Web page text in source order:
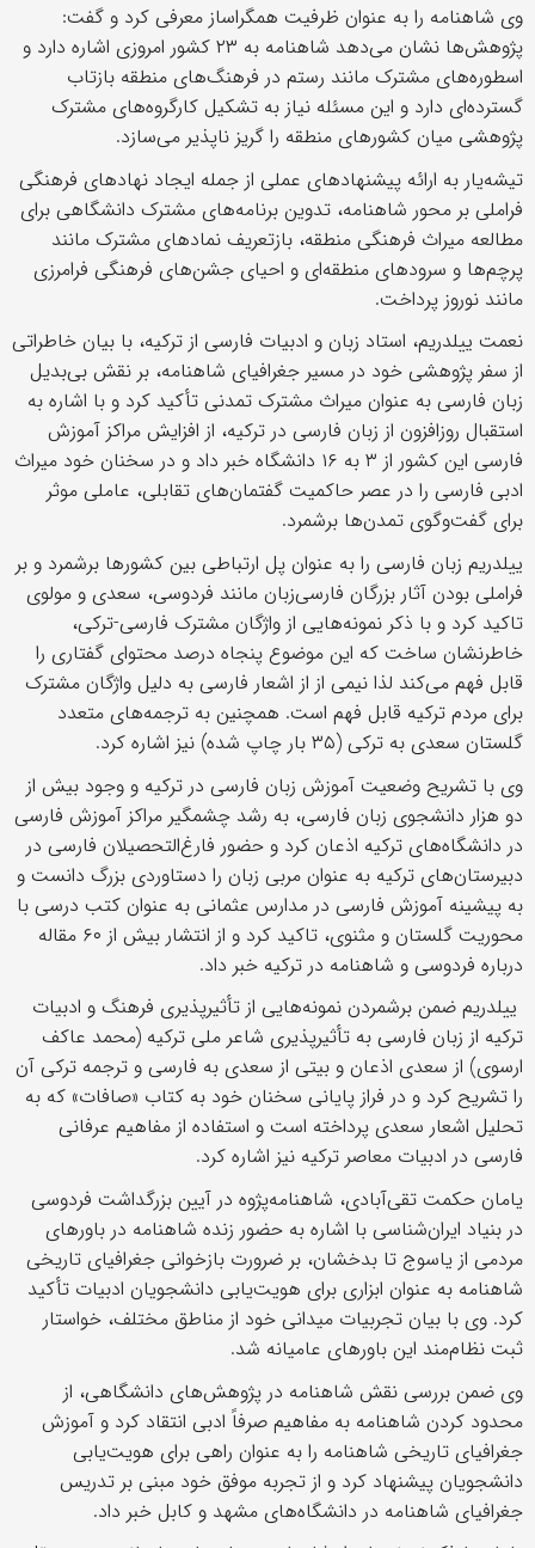
وی شاهنامه را به عنوان ظرفیت همگراساز معرفی کرد و گفت:
پژوهش‌ها نشان می‌دهد شاهنامه به ۲۳ کشور امروزی اشاره دارد و
اسطوره‌های مشترک مانند رستم در فرهنگ‌های منطقه بازتاب
گسترده‌ای دارد و این مسئله نیاز به تشکیل کارگروه‌های مشترک
پژوهشی میان کشورهای منطقه را گریز ناپذیر می‌سازد.
تیشه‌یار به ارائه پیشنهادهای عملی از جمله ایجاد نهادهای فرهنگی
فراملی بر محور شاهنامه، تدوین برنامه‌های مشترک دانشگاهی برای
مطالعه میراث فرهنگی منطقه، بازتعریف نمادهای مشترک مانند
پرچم‌ها و سرودهای منطقه‌ای و احیای جشن‌های فرهنگی فرامرزی
مانند نوروز پرداخت.
نعمت ییلدریم، استاد زبان و ادبیات فارسی از ترکیه، با بیان خاطراتی
از سفر پژوهشی خود در مسیر جغرافیای شاهنامه، بر نقش بی‌بدیل
زبان فارسی به عنوان میراث مشترک تمدنی تأکید کرد و با اشاره به
استقبال روزافزون از زبان فارسی در ترکیه، از افزایش مراکز آموزش
فارسی این کشور از ۳ به ۱۶ دانشگاه خبر داد و در سخنان خود میراث
ادبی فارسی را در عصر حاکمیت گفتمان‌های تقابلی، عاملی موثر
برای گفت‌وگوی تمدن‌ها برشمرد.
ییلدریم زبان فارسی را به عنوان پل ارتباطی بین کشور‌ها برشمرد و بر
فراملی بودن آثار بزرگان فارسی‌زبان مانند فردوسی، سعدی و مولوی
تاکید کرد و با ذکر نمونه‌هایی از واژگان مشترک فارسی-ترکی،
خاطرنشان ساخت که این موضوع پنجاه درصد محتوای گفتاری را
قابل فهم می‌کند لذا نیمی از از اشعار فارسی به دلیل واژگان مشترک
برای مردم ترکیه قابل فهم است. همچنین به ترجمه‌های متعدد
گلستان سعدی به ترکی (۳۵ بار چاپ شده) نیز اشاره کرد.
وی با تشریح وضعیت آموزش زبان فارسی در ترکیه و وجود بیش از
دو هزار دانشجوی زبان فارسی، به رشد چشمگیر مراکز آموزش فارسی
در دانشگاه‌های ترکیه اذعان کرد و حضور فارغ‌التحصیلان فارسی در
دبیرستان‌های ترکیه به عنوان مربی زبان را دستاوردی بزرگ دانست و
به پیشینه آموزش فارسی در مدارس عثمانی به عنوان کتب درسی با
محوریت گلستان و مثنوی، تاکید کرد و از انتشار بیش از ۶۰ مقاله
درباره فردوسی و شاهنامه در ترکیه خبر داد.
ییلدریم ضمن برشمردن نمونه‌هایی از تأثیرپذیری فرهنگ و ادبیات
ترکیه از زبان فارسی به تأثیرپذیری شاعر ملی ترکیه (محمد عاکف
ارسوی) از سعدی اذعان و بیتی از سعدی به فارسی و ترجمه ترکی آن
را تشریح کرد و در فراز پایانی سخنان خود به کتاب «صافات» که به
تحلیل اشعار سعدی پرداخته است و استفاده از مفاهیم عرفانی
فارسی در ادبیات معاصر ترکیه نیز اشاره کرد.
یامان حکمت تقی‌آبادی، شاهنامه‌پژوه در آیین بزرگداشت فردوسی
در بنیاد ایران‌شناسی با اشاره به حضور زنده شاهنامه در باورهای
مردمی از یاسوج تا بدخشان، بر ضرورت بازخوانی جغرافیای تاریخی
شاهنامه به عنوان ابزاری برای هویت‌یابی دانشجویان ادبیات تأکید
کرد. وی با بیان تجربیات میدانی خود از مناطق مختلف، خواستار
ثبت نظام‌مند این باورهای عامیانه شد.
وی ضمن بررسی نقش شاهنامه در پژوهش‌های دانشگاهی، از
محدود کردن شاهنامه به مفاهیم صرفاً ادبی انتقاد کرد و آموزش
جغرافیای تاریخی شاهنامه را به عنوان راهی برای هویت‌یابی
دانشجویان پیشنهاد کرد و از تجربه موفق خود مبنی بر تدریس
جغرافیای شاهنامه در دانشگاه‌های مشهد و کابل خبر داد.